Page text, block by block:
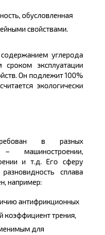
обусловленная
свойствами.
углерода
сроком эксплуатации
Он подлежит 100%
экологически
в разных
машиностроении,
и т.д. Его сферу
сплава
например:
антифрикционных
коэффициент трения,
для